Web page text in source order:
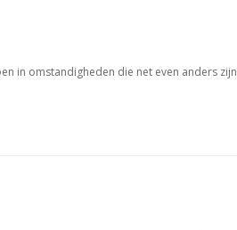
in omstandigheden die net even anders zijn